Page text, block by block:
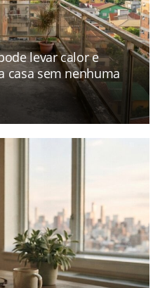
levar calor e
casa sem nenhuma